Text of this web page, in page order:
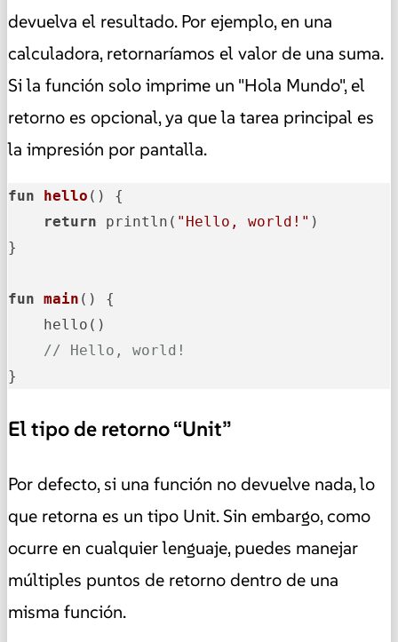
devuelva el resultado. Por ejemplo, en una
calculadora, retornaríamos el valor de una suma.
Si la función solo imprime un "Hola Mundo", el
retorno es opcional, ya que la tarea principal es
la impresión por pantalla.
fun hello ()
{
return println( "Hello, world!" )
}
fun main ()
{
    hello()
// Hello, world!
}
El tipo de retorno “Unit”
Por defecto, si una función no devuelve nada, lo
que retorna es un tipo Unit. Sin embargo, como
ocurre en cualquier lenguaje, puedes manejar
múltiples puntos de retorno dentro de una
misma función.